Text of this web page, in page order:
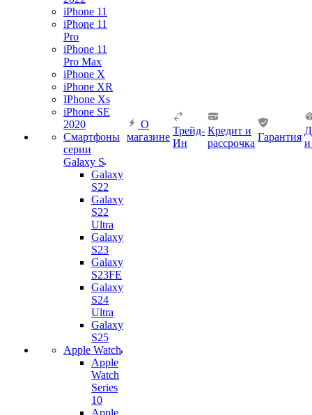
iPhone 11
iPhone 11
Pro
iPhone 11
Pro Max
iPhone X
iPhone XR
IPhone Xs
iPhone SE
2020
Смартфоны
серии
Galaxy S
Galaxy
S22
Galaxy
S22
Ultra
Galaxy
S23
Galaxy
S23FE
Galaxy
S24
Ultra
Galaxy
S25
Apple Watch
Apple
Watch
Series
10
Apple
О
магазине
Трейд-
Ин
Кредит и
рассрочка
Гарантия
и